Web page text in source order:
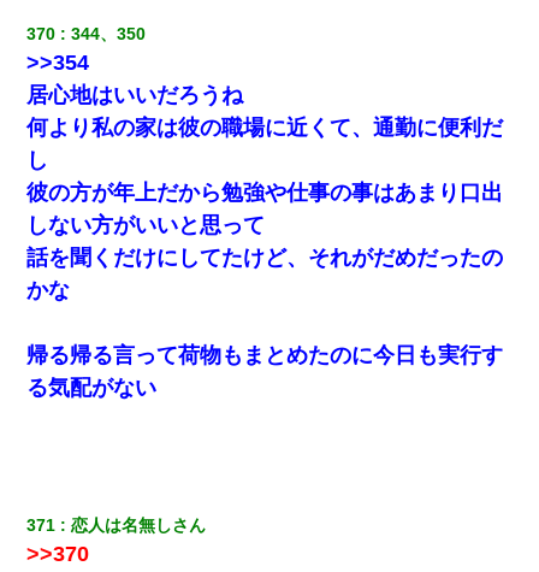
居酒屋にて。兄の紹介者「お酒飲みなって」私「未成年なので無
理です！」酷すぎるワードの連発で、耐えきれず店員に5千円を渡
し「お勘定です。逃がして下さい」その後、録音内容を父に聞か
ナンパにほいほい付いていった私、地獄に落ちる
【まぬけ】夫「離婚だ！」私「わかった。で？」夫「慰謝料
だ！」私「いいけど弁護士通して。私も請求する」夫「」
32歳ワイ、34歳の可愛い女と付き合うも現実を知ってしまい無事
死亡・・・
【驚愕】5000円でＪＫと行為してきたが後悔しかない…
何年か前に妹は離婚している。当時生まれた姪が義弟の子じゃな
370 344、350
>>354
居心地はいいだろうね
何より私の家は彼の職場に近くて、通勤に便利だ
し
彼の方が年上だから勉強や仕事の事はあまり口出
しない方がいいと思って
話を聞くだけにしてたけど、それがだめだったの
かな
帰る帰る言って荷物もまとめたのに今日も実行す
る気配がない
371 恋人は名無しさん
>>370